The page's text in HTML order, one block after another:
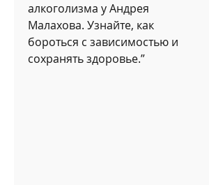
алкоголизма у Андрея
Малахова. Узнайте, как
бороться с зависимостью и
сохранять здоровье.”